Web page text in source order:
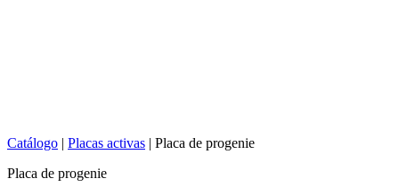
Catálogo | Placas activas | Placa de progenie
Placa de progenie